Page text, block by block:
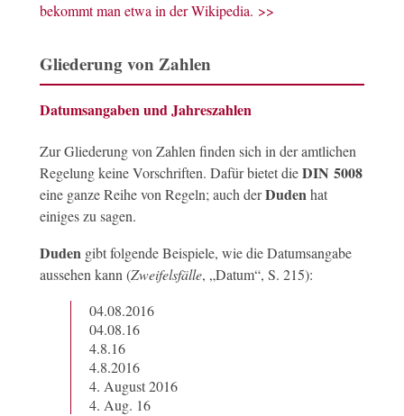
bekommt man etwa in der Wikipedia. >>
Gliederung von Zahlen
Datumsangaben und Jahreszahlen
Zur Gliederung von Zahlen finden sich in der amtlichen
Regelung keine Vorschriften. Dafür bietet dieDIN 5008
eine ganze Reihe von Regeln; auch derDuden hat
einiges zu sagen.
Duden gibt folgende Beispiele, wie die Datumsangabe
aussehen kann (Zweifelsfälle, „Datum“, S. 215):
04.08.2016
04.08.16
4.8.16
4.8.2016
4. August 2016
4. Aug. 16